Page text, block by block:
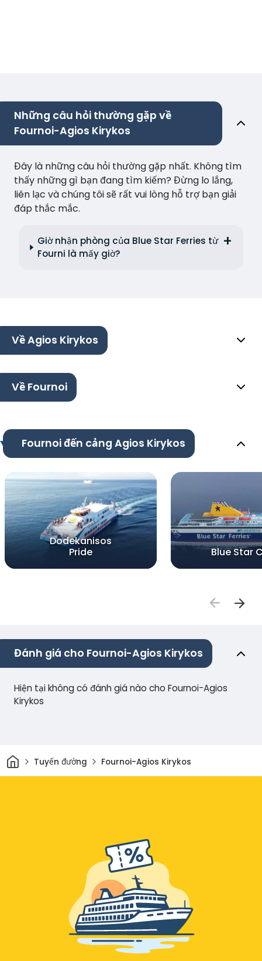
Những câu hỏi thường gặp về
Fournoi-Agios Kirykos
Đây là những câu hỏi thường gặp nhất. Không tìm
thấy những gì bạn đang tìm kiếm? Đừng lo lắng,
liên lạc và chúng tôi sẽ rất vui lòng hỗ trợ bạn giải
đáp thắc mắc.
Giờ nhận phòng của Blue Star Ferries từ
Fourni là mấy giờ?
Về Agios Kirykos
Về Fournoi
Fournoi đến cảng Agios Kirykos
Dodekanisos
Pride
Blue Star
Đánh giá cho Fournoi-Agios Kirykos
Hiện tại không có đánh giá nào cho Fournoi-Agios
Kirykos
Trang chủ
Tuyến đường Fournoi-Agios Kirykos